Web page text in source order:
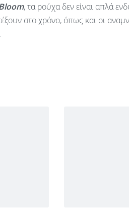
, τα ρούχα δεν είναι απλά
στο χρόνο, όπως και οι